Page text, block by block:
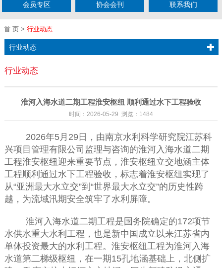
会员专区 协会会刊 联系我们
首 页 > 行业动态
行业动态
行业动态
淮河入海水道二期工程淮安枢纽 顺利通过水下工程验收
时间：2026-05-29 浏览：1484
2026年5月 29 日， 由南京水利科学研究院江苏科
兴项目管理有限公司监理与咨询的淮河入海水道二期
工程淮安枢纽 迎来重要节点，淮安枢纽立交地涵主体
工程顺利通过水下工程验收，标志着淮安枢纽实现了
从“亚洲最大水立交”到 “世界最大水立交”的历史性跨
越，为流域汛期安全筑牢了水利屏障。
淮河入海水道二期工程是国务院确定的172项节
水供水重大水利工程，也是新中国成立以来江苏省内
单体投资最大的水利工程。 淮安枢纽工程为淮河入海
水道第二梯级枢纽，在一期15孔地涵基础上，北侧扩